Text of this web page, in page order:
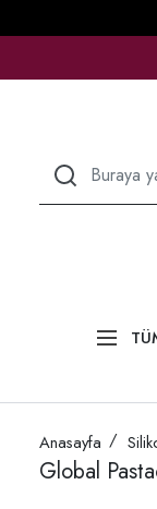
Anasayfa
Global